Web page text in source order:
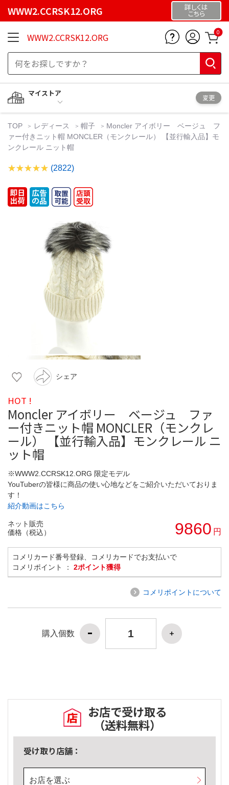
WWW2.CCRSK12.ORG 詳しくは
こちら
WWW2.CCRSK12.ORG 0
マイストア
変更
TOP レディース 帽子
Moncler アイボリー ベージュ フ
ァー付きニット帽 MONCLER（モンクレール） 【並行輸入品】モ
ンクレール ニット帽
(2822)
シェア
HOT !
Moncler アイボリー ベージュ ファ
ー付きニット帽 MONCLER（モンクレ
ール） 【並行輸入品】モンクレール ニ
ット帽
※WWW2.CCRSK12.ORG 限定モデル
YouTuberの皆様に商品の使い心地などをご紹介いただいておりま
す！
紹介動画はこちら
ネット販売
価格（税込）
9860 円
コメリカード番号登録、コメリカードでお支払いで
コメリポイント ： 2ポイント獲得
コメリポイントについて
購入個数
お店で受け取る
（送料無料）
受け取り店舗：
お店を選ぶ